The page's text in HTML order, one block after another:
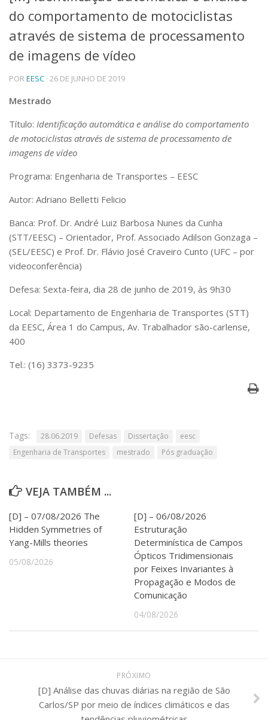
Telefones e Mapas
Pessoas
Ensino
Graduação
Educação a distância
Cursos de Extensão
Linhas de Pesquisa
Centros, Núcleos e Projetos em Rede
Pós-doutorado
Iniciação Científica
Transferência de Tecnologia
Empresas Juniores
Artes, Cultura e Esportes
Museus e Espaços Interativos
Bibliotecas
Segurança, Trânsito e Prevenção
RH, Administrativo e Financeiro
Comunicação
do comportamento de motociclistas
através de sistema de processamento
de imagens de vídeo
POREESC · 26 DE JUNHO DE 2019
Mestrado
Título: Identificação automática e análise do comportamento
de motociclistas através de sistema de processamento de
imagens de vídeo
Programa: Engenharia de Transportes – EESC
Autor: Adriano Belletti Felicio
Banca: Prof. Dr. André Luiz Barbosa Nunes da Cunha
(STT/EESC) – Orientador, Prof. Associado Adilson Gonzaga –
(SEL/EESC) e Prof. Dr. Flávio José Craveiro Cunto (UFC – por
videoconferência)
Defesa: Sexta-feira, dia 28 de junho de 2019, às 9h30
Local: Departamento de Engenharia de Transportes (STT)
da EESC, Área 1 do Campus, Av. Trabalhador são-carlense,
400
Tel.: (16) 3373-9235
Tags: 28.06.2019 Defesas Dissertação
eesc
Engenharia de Transportes
mestrado Pós graduação
VEJA TAMBÉM ...
[D] – 07/08/2026 The
Hidden Symmetries of
Yang-Mills theories
05/08/2026
[D] – 06/08/2026
Estruturação
Determinística de Campos
Ópticos Tridimensionais
por Feixes Invariantes à
Propagação e Modos de
Comunicação
04/08/2026
PRÓXIMO
[D] Análise das chuvas diárias na região de São
Carlos/SP por meio de índices climáticos e das